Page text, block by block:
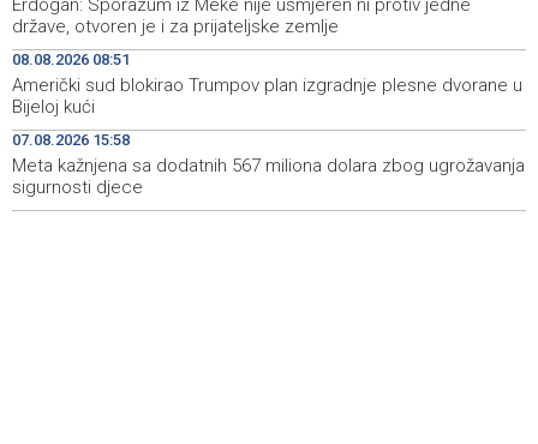
10:54
U ŽZH brojne vatrogasne intervencije, najveći požar u
Kongori
10:35
Karić: 'Jedite svoju vodu', unos vode kroz hranu prirodna
infuzija za organizam tokom vrućina
10:08
Obustavljen saobraćaj na magistralnoj cesti Stolac-
Neum, kod mjesta Udora, zbog nezgode
Erdogan: Sporazum iz Meke nije usmjeren ni protiv jedne
države, otvoren je i za prijateljske zemlje
08.08.2026 08:51
Američki sud blokirao Trumpov plan izgradnje plesne dvorane u
Bijeloj kući
07.08.2026 15:58
Meta kažnjena sa dodatnih 567 miliona dolara zbog ugrožavanja
sigurnosti djece